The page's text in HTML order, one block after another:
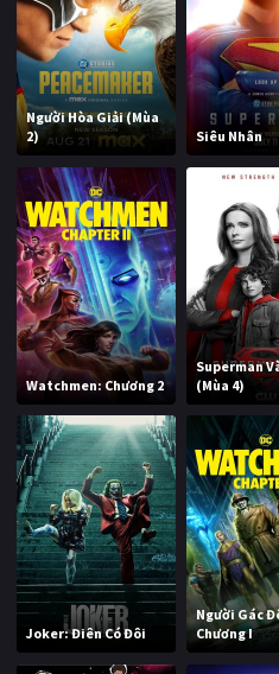
Người Hòa Giải (Mùa
2)
Siêu Nhân
Watchmen: Chương 2
Superman
(Mùa 4)
Joker: Điên Có Đôi
Người Gác
Chương I